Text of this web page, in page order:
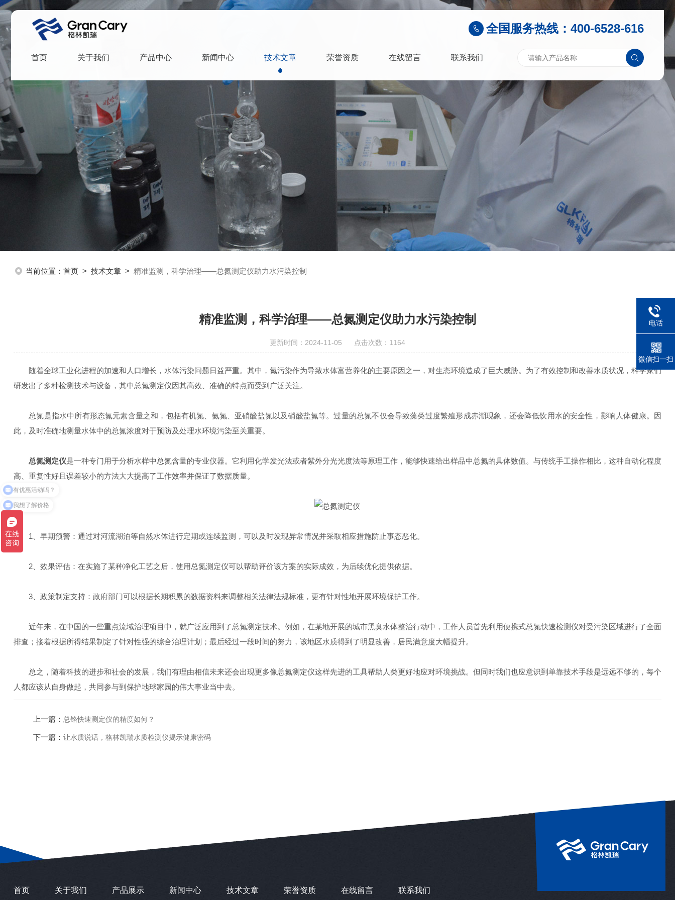
全国服务热线：400-6528-616
首页 关于我们 产品中心 新闻中心 技术文章 荣誉资质 在线留言 联系我们
当前位置： 首页> 技术文章> 精准监测，科学治理——总氮测定仪助力水污染控制
精准监测，科学治理——总氮测定仪助力水污染控制
更新时间：2024-11-05 点击次数：1164
随着全球工业化进程的加速和人口增长，水体污染问题日益严重。其中，氮污染作为导致水体富营养化的主要原因之一，对生态环境造成了巨大威胁。为了有效控制和改善水质状况，科学家们
研发出了多种检测技术与设备，其中总氮测定仪因其高效、准确的特点而受到广泛关注。
总氮是指水中所有形态氮元素含量之和，包括有机氮、氨氮、亚硝酸盐氮以及硝酸盐氮等。过量的总氮不仅会导致藻类过度繁殖形成赤潮现象，还会降低饮用水的安全性，影响人体健康。因
此，及时准确地测量水体中的总氮浓度对于预防及处理水环境污染至关重要。
总氮测定仪是一种专门用于分析水样中总氮含量的专业仪器。它利用化学发光法或者紫外分光光度法等原理工作，能够快速给出样品中总氮的具体数值。与传统手工操作相比，这种自动化程度
高、重复性好且误差较小的方法大大提高了工作效率并保证了数据质量。
1、早期预警：通过对河流湖泊等自然水体进行定期或连续监测，可以及时发现异常情况并采取相应措施防止事态恶化。
2、效果评估：在实施了某种净化工艺之后，使用总氮测定仪可以帮助评价该方案的实际成效，为后续优化提供依据。
3、政策制定支持：政府部门可以根据长期积累的数据资料来调整相关法律法规标准，更有针对性地开展环境保护工作。
近年来，在中国的一些重点流域治理项目中，就广泛应用到了总氮测定技术。例如，在某地开展的城市黑臭水体整治行动中，工作人员首先利用便携式总氮快速检测仪对受污染区域进行了全面
排查；接着根据所得结果制定了针对性强的综合治理计划；最后经过一段时间的努力，该地区水质得到了明显改善，居民满意度大幅提升。
总之，随着科技的进步和社会的发展，我们有理由相信未来还会出现更多像总氮测定仪这样先进的工具帮助人类更好地应对环境挑战。但同时我们也应意识到单靠技术手段是远远不够的，每个
人都应该从自身做起，共同参与到保护地球家园的伟大事业当中去。
上一篇： 总铬快速测定仪的精度如何？
下一篇： 让水质说话，格林凯瑞水质检测仪揭示健康密码
首页 关于我们 产品展示 新闻中心 技术文章 荣誉资质 在线留言 联系我们
电话
微信扫一扫
有优惠活动吗？